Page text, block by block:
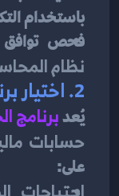
باستخدام
فحص توافق
نظام
2. اختيار
يُعدبرنامج
حسابات
على: